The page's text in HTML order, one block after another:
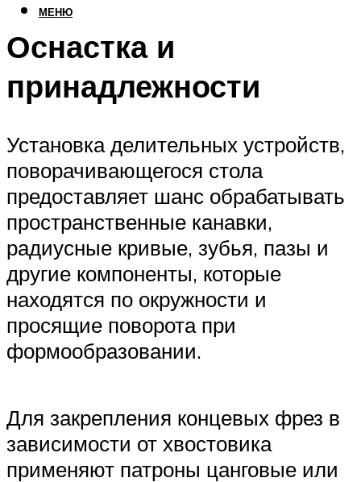
МЕНЮ
Оснастка и
принадлежности
Установка делительных устройств,
поворачивающегося стола
предоставляет шанс обрабатывать
пространственные канавки,
радиусные кривые, зубья, пазы и
другие компоненты, которые
находятся по окружности и
просящие поворота при
формообразовании.
Для закрепления концевых фрез в
зависимости от хвостовика
применяют патроны цанговые или